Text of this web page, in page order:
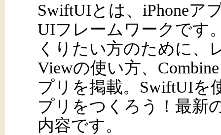
SwiftUIとは、iPhoneア
UIフレームワークです
くりたい方のために、
Viewの使い方、
プリを掲載。SwiftUIを
プリをつくろう！最新
内容です。